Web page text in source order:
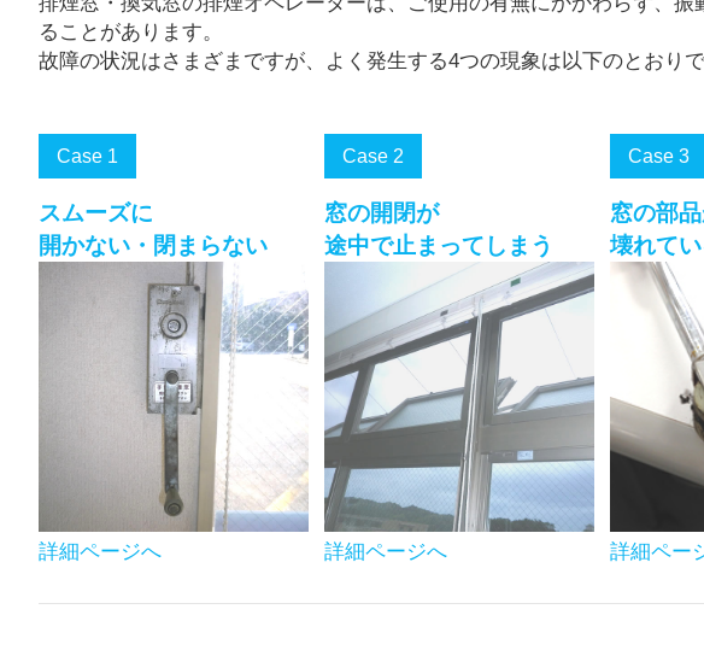
ることがあります。
故障の状況はさまざまですが、よく発生する4つの現象は以下のとおりで
Case 1
スムーズに
開かない・閉まらない
詳細ページへ
Case 2
窓の開閉が
途中で止まってしまう
詳細ページへ
Case 3
窓の部
壊れて
詳細ペー